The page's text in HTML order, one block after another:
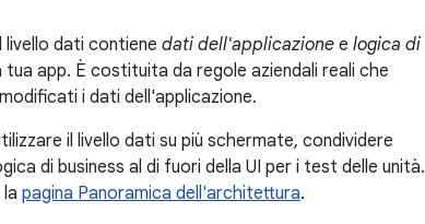
livello dati contiene dati dell'applicazione e logica di
app. È costituita da regole aziendali reali che
i dati dell'applicazione.
il livello dati su più schermate, condividere
di business al di fuori della UI per i test delle unità.
pagina Panoramica dell'architettura.